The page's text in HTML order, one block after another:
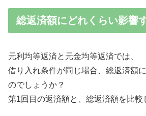
総返済額にどれくらい影響
元利均等返済と元金均等返済では、
借り入れ条件が同じ場合、総返済額
のでしょうか？
第1回目の返済額と、総返済額を比較